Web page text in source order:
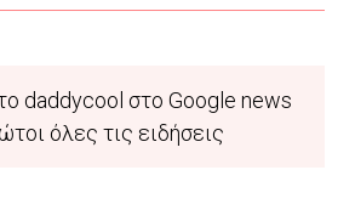
daddycool στο Google news
όλες τις ειδήσεις